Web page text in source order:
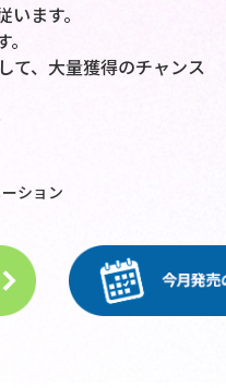
ます。
て、大量獲得のチャンス
ション